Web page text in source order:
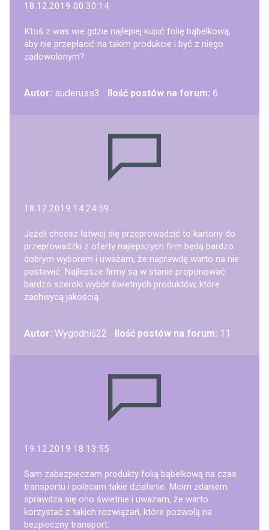
18.12.2019 00:30:14
Ktoś z was wie gdzie najlepiej kupić folię bąbelkową,
aby nie przepłacić na takim produkcie i być z niego
zadowolonym?
Autor: suderuss3 Ilość postów na forum: 6
18.12.2019 14:24:59
Jeżeli chcesz łatwiej się przeprowadzić to kartony do
przeprowadzki z oferty najlepszych firm będą bardzo
dobrym wyborem i uważam, że naprawdę warto na nie
postawić. Najlepsze firmy są w stanie proponować
bardzo szeroki wybór świetnych produktów, które
zachwycą jakością.
Autor: Wygodniś22 Ilość postów na forum: 11
19.12.2019 18:13:55
Sam zabezpieczam produkty folią bąbelkową na czas
transportu i polecam takie działanie. Moim zdaniem
sprawdza się ono świetnie i uważam, że warto
korzystać z takich rozwiązań, które pozwolą na
bezpieczny transport.